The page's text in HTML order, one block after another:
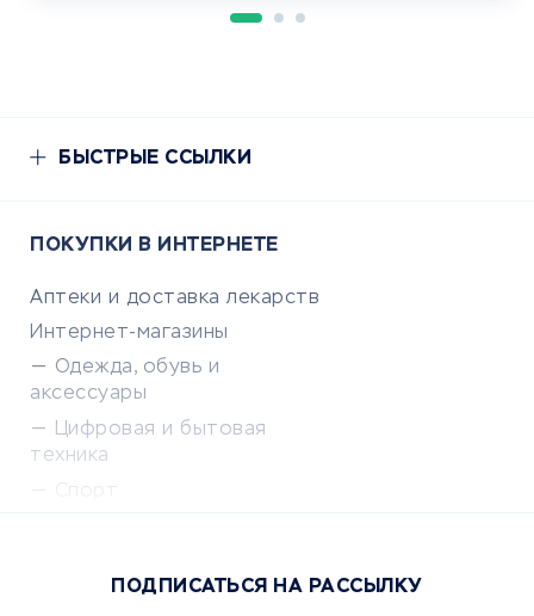
БЫСТРЫЕ ССЫЛКИ
ПОКУПКИ В ИНТЕРНЕТЕ
Аптеки и доставка лекарств
Интернет-магазины
Одежда, обувь и
аксессуары
Цифровая и бытовая
техника
Сервисы доставки
ПОДПИСАТЬСЯ НА РАССЫЛКУ